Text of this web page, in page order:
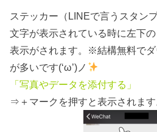
ステッカー（LINEで言うスタン
文字が表示されている時に左下
表示がされます。※結構無料で
が多いです(‘ω’)ノ
「写真やデータを添付する」
⇒＋マークを押すと表示されます